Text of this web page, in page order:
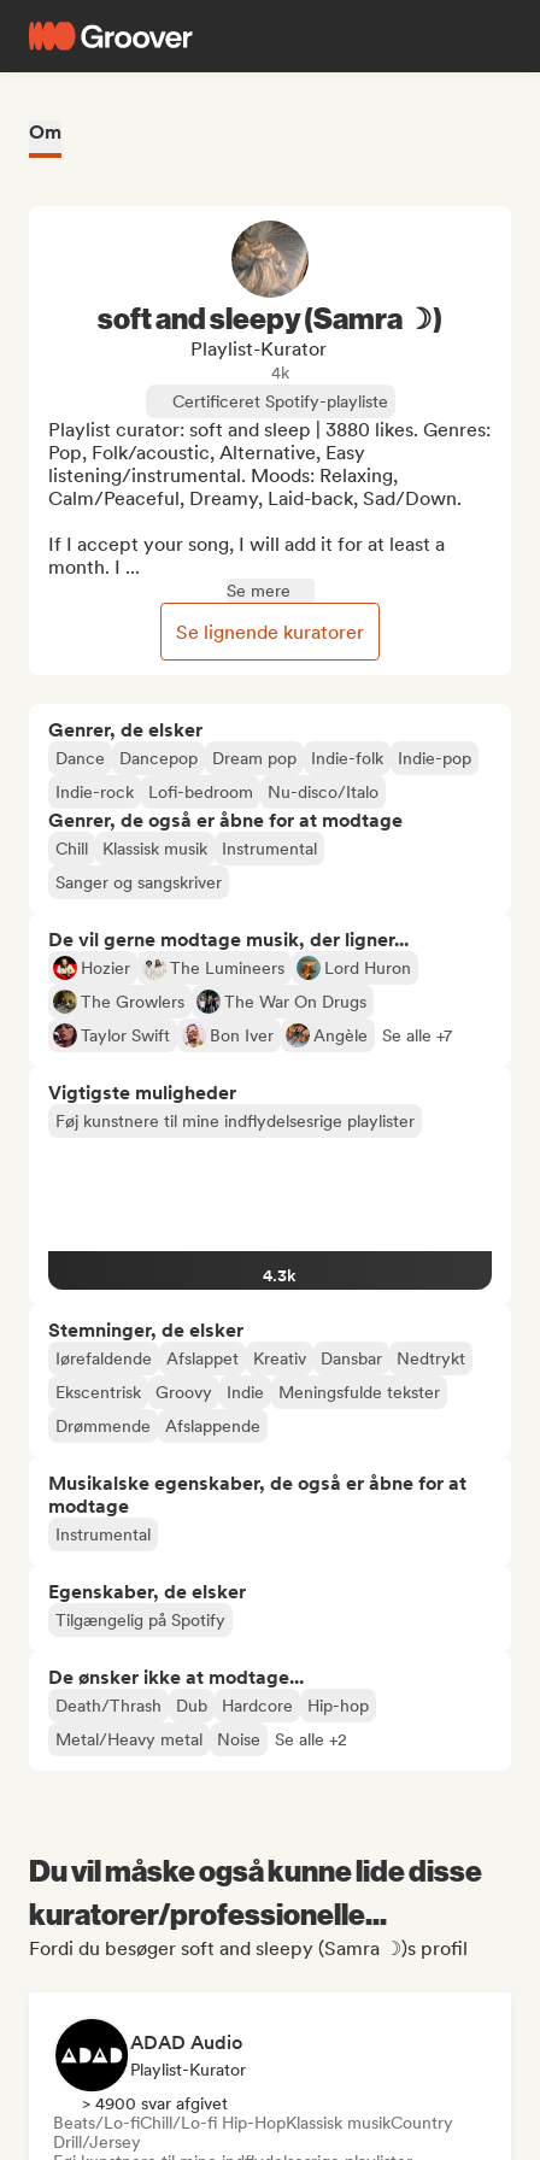
Om
Genrer, de elsker
Dance Dancepop Dream pop Indie-folk
Indie-pop
Indie-rock
Lofi-bedroom Nu-disco/Italo
Genrer, de også er åbne for at modtage
Chill Klassisk musik
Instrumental
Sanger og sangskriver
De vil gerne modtage musik, der ligner...
Hozier The Lumineers
Lord Huron
The Growlers
The War On Drugs
Taylor Swift
Bon Iver Angèle Se alle +7
Vigtigste muligheder
Føj kunstnere til mine indflydelsesrige playlister
4.3k
Stemninger, de elsker
Iørefaldende Afslappet Kreativ Dansbar
Nedtrykt
Ekscentrisk
Groovy Indie
Meningsfulde tekster
Drømmende
Afslappende
Musikalske egenskaber, de også er åbne for at
modtage
Instrumental
Egenskaber, de elsker
Tilgængelig på Spotify
De ønsker ikke at modtage...
Death/Thrash Dub Hardcore
Hip-hop
Metal/Heavy metal
Noise Se alle +2
soft and sleepy (Samra ☽)
Playlist-Kurator
4k
Certificeret Spotify-playliste
Playlist curator: soft and sleep | 3880 likes. Genres:
Pop, Folk/acoustic, Alternative, Easy
listening/instrumental. Moods: Relaxing,
Calm/Peaceful, Dreamy, Laid-back, Sad/Down.
If I accept your song, I will add it for at least a
month. I ...
Se mere
Se lignende kuratorer
Du vil måske også kunne lide disse
kuratorer/professionelle...
Fordi du besøger soft and sleepy (Samra ☽)s profil
ADAD Audio
Playlist-Kurator
> 4900 svar afgivet
Beats/Lo-fiChill/Lo-fi Hip-HopKlassisk musikCountry
Drill/Jersey